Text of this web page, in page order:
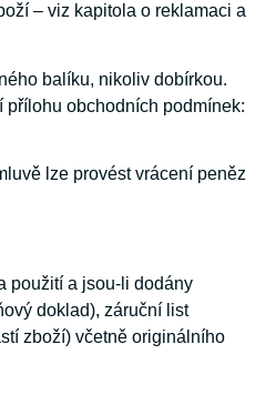
– viz kapitola o reklamaci a
balíku, nikoliv dobírkou.
přílohu obchodních podmínek:
lze provést vrácení peněz
použití a jsou-li dodány
doklad), záruční list
zboží) včetně originálního